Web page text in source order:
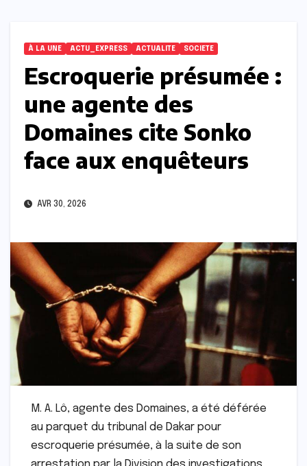
À LA UNE ACTU_EXPRESS ACTUALITE SOCIETE
Escroquerie présumée :
une agente des
Domaines cite Sonko
face aux enquêteurs
AVR 30, 2026
M. A. Lô, agente des Domaines, a été déférée
au parquet du tribunal de Dakar pour
escroquerie présumée, à la suite de son